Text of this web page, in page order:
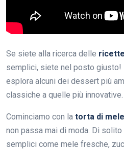
Se siete alla ricerca delle
semplici, siete nel posto giusto!
esplora alcuni dei dessert più
classiche a quelle più innovative.
Cominciamo con la torta di mele
non passa mai di moda. Di
semplici come mele fresche,